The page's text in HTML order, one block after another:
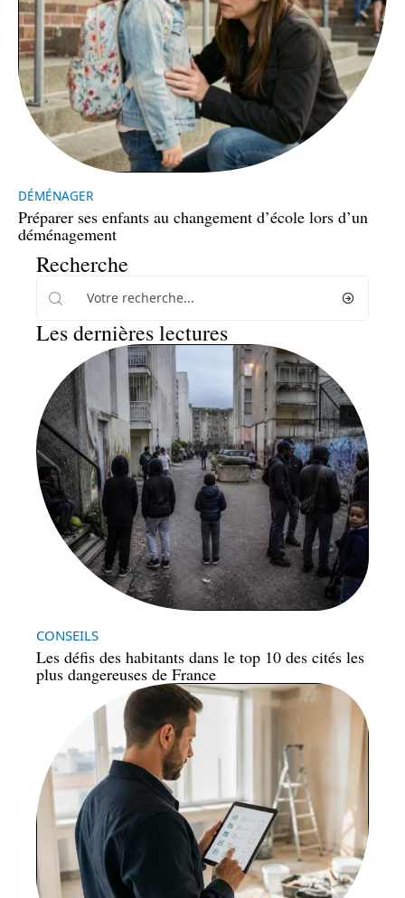
DÉMÉNAGER
Préparer ses enfants au changement d’école lors d’un
déménagement
Recherche
Les dernières lectures
CONSEILS
Les défis des habitants dans le top 10 des cités les
plus dangereuses de France